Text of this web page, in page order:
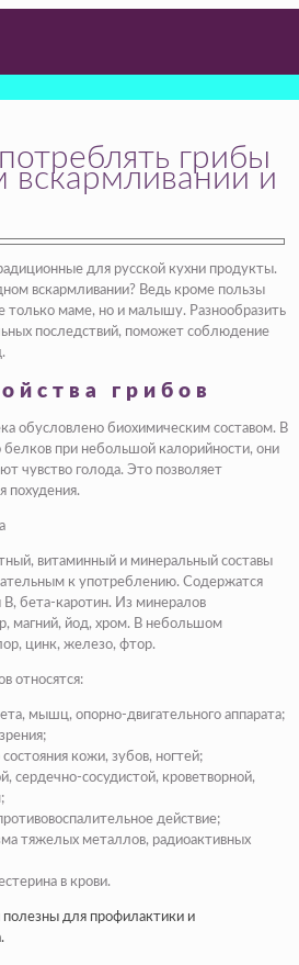
грибы
вскармливании и
для русской кухни продукты.
вскармливании? Ведь кроме пользы
только маме, но и малышу. Разнообразить
последствий, поможет соблюдение
грибов
обусловлено биохимическим составом. В
белков при небольшой калорийности, они
чувство голода. Это позволяет
похудения.
витаминный и минеральный составы
к употреблению. Содержатся
B, бета-каротин. Из минералов
магний, йод, хром. В небольшом
цинк, железо, фтор.
относятся:
мышц, опорно-двигательного аппарата;
кожи, зубов, ногтей;
сердечно-сосудистой, кроветворной,
действие;
тяжелых металлов, радиоактивных
в крови.
полезны для профилактики и